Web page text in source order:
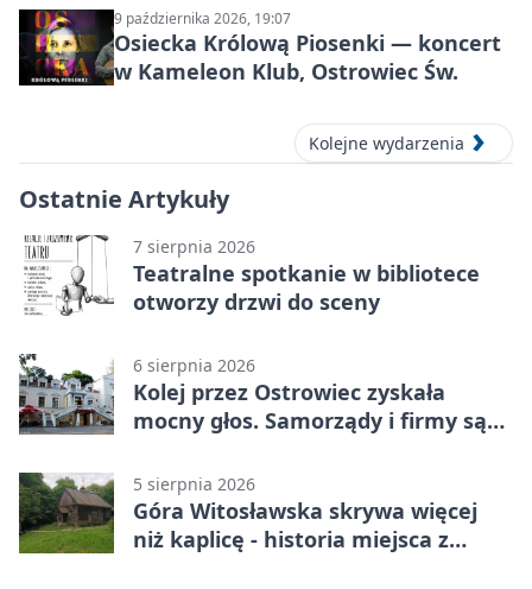
9 października 2026, 19:07
Osiecka Królową Piosenki — koncert
w Kameleon Klub, Ostrowiec Św.
Kolejne wydarzenia
Ostatnie Artykuły
7 sierpnia 2026
Teatralne spotkanie w bibliotece
otworzy drzwi do sceny
6 sierpnia 2026
Kolej przez Ostrowiec zyskała
mocny głos. Samorządy i firmy są
5 sierpnia 2026
Góra Witosławska skrywa więcej
niż kaplicę - historia miejsca z